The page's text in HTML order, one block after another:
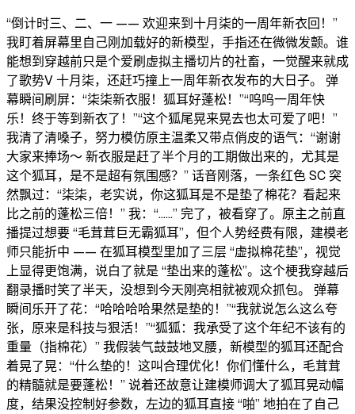
“倒计时三、二、一 —— 欢迎来到十月柒的一周年新衣回！”
我盯着屏幕里自己刚加载好的新模型，手指还在微微发颤。谁
能想到穿越前只是个爱刷虚拟主播切片的社畜，一觉醒来就成
了歌势V 十月柒，还赶巧撞上一周年新衣发布的大日子。 弹
幕瞬间刷屏：“柒柒新衣服！狐耳好蓬松！”“呜呜一周年快
乐！终于等到新衣了！”“这个狐尾晃来晃去也太可爱了吧！”
我清了清嗓子，努力模仿原主温柔又带点俏皮的语气：“谢谢
大家来捧场～ 新衣服是赶了半个月的工期做出来的，尤其是
这个狐耳，是不是超有氛围感？” 话音刚落，一条红色 SC 突
然飘过：“柒柒，老实说，你这狐耳是不是垫了棉花？看起来
比之前的蓬松三倍！” 我：“……” 完了，被看穿了。原主之前直
播提过想要 “毛茸茸巨无霸狐耳”，但个人势经费有限，建模老
师只能折中 —— 在狐耳模型里加了三层 “虚拟棉花垫”，视觉
上显得更饱满，说白了就是 “垫出来的蓬松”。这个梗我穿越后
翻录播时笑了半天，没想到今天刚亮相就被观众抓包。 弹幕
瞬间乐开了花：“哈哈哈哈果然是垫的！”“我就说怎么这么夸
张，原来是科技与狠活！”“狐狐：我承受了这个年纪不该有的
重量（指棉花）” 我假装气鼓鼓地叉腰，新模型的狐耳还配合
着晃了晃：“什么垫的！这叫合理优化！你们懂什么，毛茸茸
的精髓就是要蓬松！” 说着还故意让建模师调大了狐耳晃动幅
度，结果没控制好参数，左边的狐耳直接 “啪” 地拍在了自己